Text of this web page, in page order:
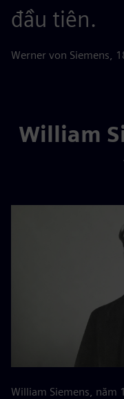
đầu tiên.
Werner von Siemens,
William
William Siemens, năm